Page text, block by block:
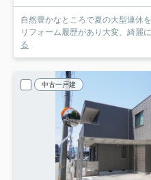
自然豊かなところで夏の大型連休
リフォーム履歴があり大変、綺麗
る
中古一戸建